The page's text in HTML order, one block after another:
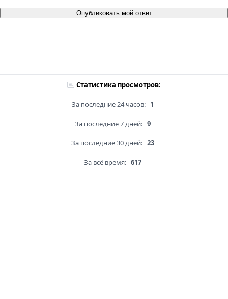
Опубликовать мой ответ
Статистика просмотров:
За последние 24 часов: 1
За последние 7 дней: 9
За последние 30 дней: 23
За всё время: 617